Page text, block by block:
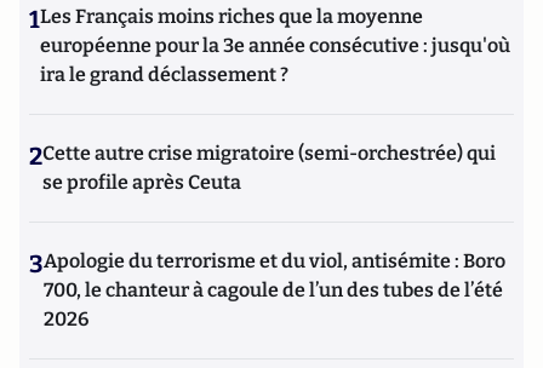
1Les Français moins riches que la moyenne
européenne pour la 3e année consécutive : jusqu'où
ira le grand déclassement ?
2Cette autre crise migratoire (semi-orchestrée) qui
se profile après Ceuta
3Apologie du terrorisme et du viol, antisémite : Boro
700, le chanteur à cagoule de l’un des tubes de l’été
2026